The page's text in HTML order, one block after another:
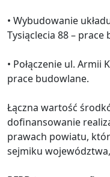
• Wybudowanie
Tysiąclecia 88 – prace
• Połączenie ul. Armii
prace budowlane.
Łączna wartość
dofinansowanie
prawach powiatu,
sejmiku